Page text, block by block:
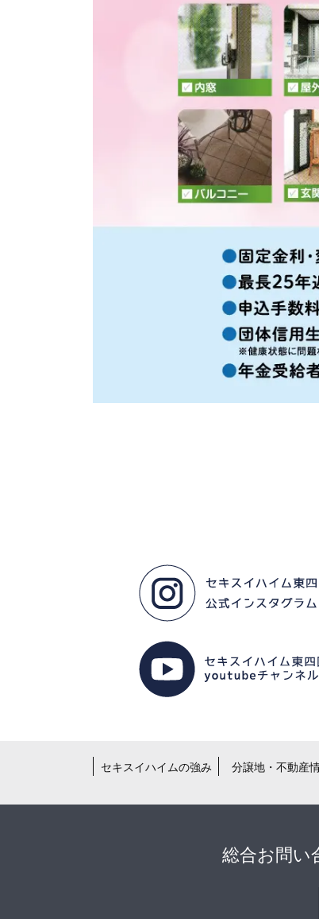
セキスイハイムの強み 分譲地・不動産
総合お問い